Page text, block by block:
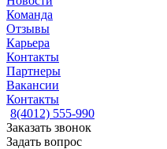
Команда
Отзывы
Карьера
Контакты
Партнеры
Вакансии
Контакты
8(4012) 555-990
Заказать звонок
Задать вопрос